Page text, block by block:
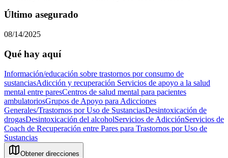
Último asegurado
08/14/2025
Qué hay aquí
Información/educación sobre trastornos por consumo de
sustanciasAdicción y recuperación Servicios de apoyo a la salud
mental entre paresCentros de salud mental para pacientes
ambulatoriosGrupos de Apoyo para Adicciones
Generales/Trastornos por Uso de SustanciasDesintoxicación de
drogasDesintoxicación del alcoholServicios de AdicciónServicios de
Coach de Recuperación entre Pares para Trastornos por Uso de
Sustancias
Obtener direcciones